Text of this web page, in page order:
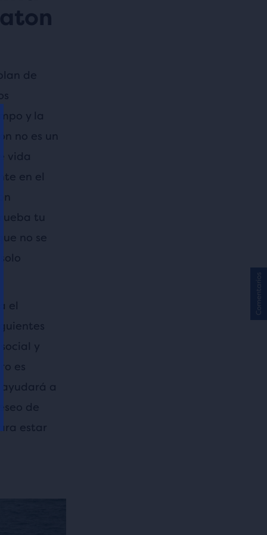
de
y la
no es un
vida
en el
tu
no se
el
y
es
ayudará a
de
estar
Comentarios